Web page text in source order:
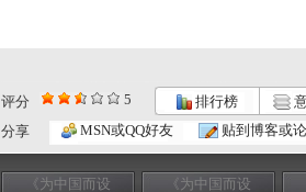
评分 5 排行榜
分享
MSN或QQ好友 贴到博客或
《为中国而设
《为中国而设